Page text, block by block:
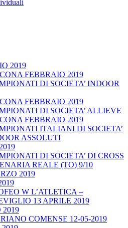
2019
FEBBRAIO 2019
DI SOCIETA’ INDOOR
FEBBRAIO 2019
DI SOCIETA’ ALLIEVE
FEBBRAIO 2019
ITALIANI DI SOCIETA’
ASSOLUTI
DI SOCIETA’ DI CROSS
REALE (TO) 9/10
2019
W L’ATLETICA –
13 APRILE 2019
2019
COMENSE 12-05-2019